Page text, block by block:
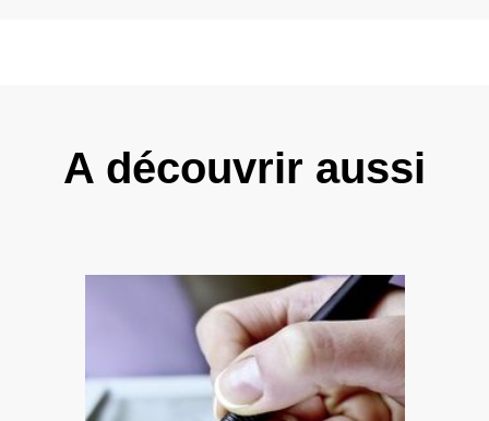
A découvrir aussi